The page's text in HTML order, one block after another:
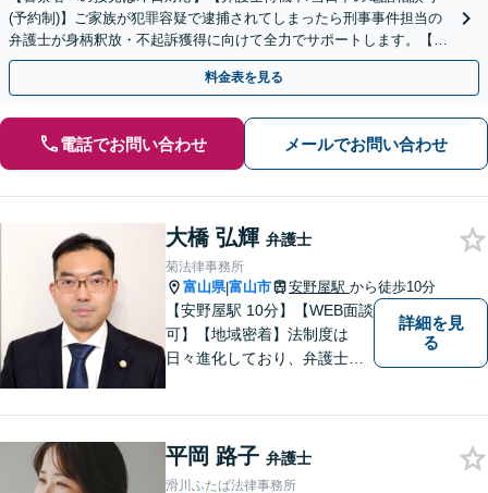
(予約制)】ご家族が犯罪容疑で逮捕されてしまったら刑事事件担当の
弁護士が身柄釈放・不起訴獲得に向けて全力でサポートします。【毎
月100名以上の相談実績】【全国対応】
料金表を見る
電話でお問い合わせ メールでお問い合わせ
大橋 弘輝 弁護士
菊法律事務所
富山県|富山市 安野屋駅 から徒歩10分
【安野屋駅 10分】【WEB面談
可】【地域密着】法制度は
日々進化しており、弁護士に
の声にしっかり耳を傾ける姿
勢は変わりません。
詳細を見
る
平岡 路子 弁護士
滑川ふたば法律事務所